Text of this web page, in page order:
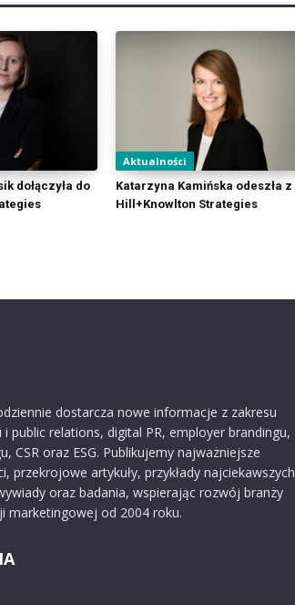
dołączyła do
Aktualności
Katarzyna Kamińska odeszła z
Hill+Knowlton Strategies
dostarcza nowe informacje z zakresu
public relations, digital PR, employer brandingu,
CSR oraz ESG. Publikujemy najważniejsze
przekrojowe artykuły, przykłady najciekawszych
oraz badania, wspierając rozwój branży
marketingowej od 2004 roku.